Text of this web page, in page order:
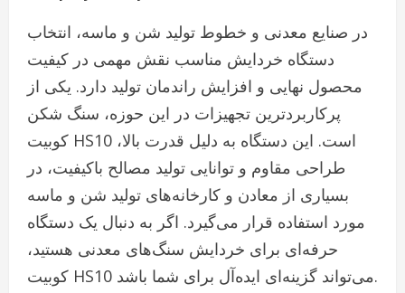
در صنایع معدنی و خطوط تولید شن و ماسه، انتخاب
دستگاه خردایش مناسب نقش مهمی در کیفیت
محصول نهایی و افزایش راندمان تولید دارد. یکی از
پرکاربردترین تجهیزات در این حوزه، سنگ شکن
کوبیت HS10 است. این دستگاه به دلیل قدرت بالا،
طراحی مقاوم و توانایی تولید مصالح باکیفیت، در
بسیاری از معادن و کارخانه‌های تولید شن و ماسه
مورد استفاده قرار می‌گیرد. اگر به دنبال یک دستگاه
حرفه‌ای برای خردایش سنگ‌های معدنی هستید،
کوبیت HS10 می‌تواند گزینه‌ای ایده‌آل برای شما باشد.